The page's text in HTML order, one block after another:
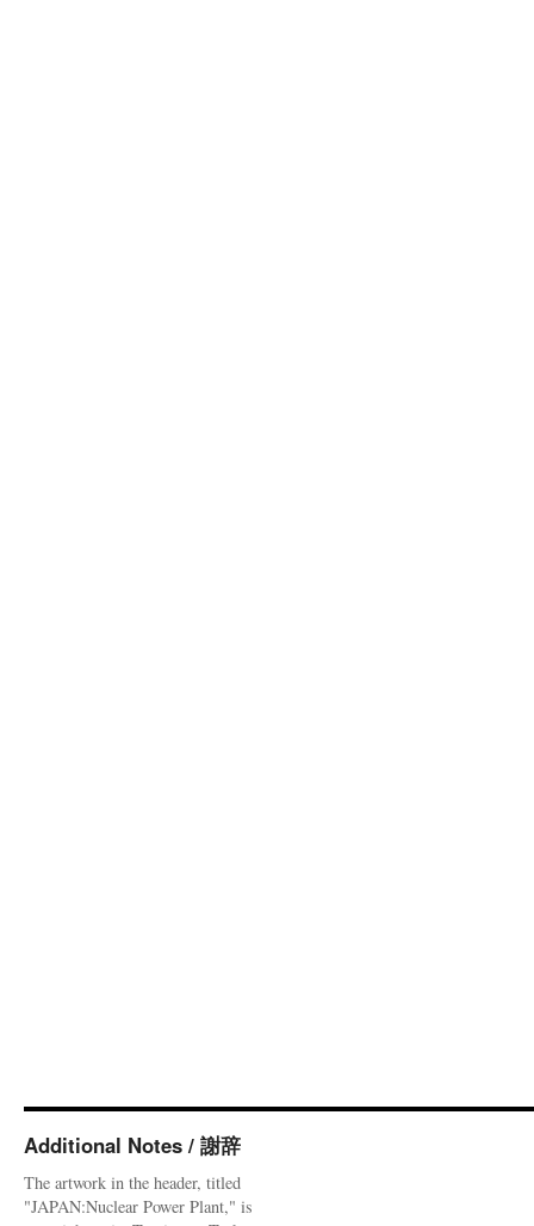
Additional Notes / 謝辞
The artwork in the header, titled
"JAPAN:Nuclear Power Plant," is